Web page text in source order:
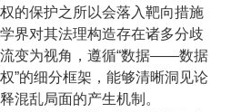
的保护之所以会落入靶向措施
界对其法理构造存在诸多分歧
变为视角，遵循“数据——数据
的细分框架，能够清晰洞见论
混乱局面的产生机制。